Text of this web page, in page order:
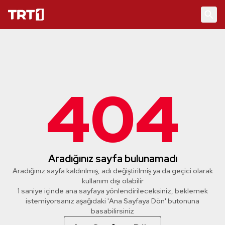
404
Aradığınız sayfa bulunamadı
Aradığınız sayfa kaldırılmış, adı değiştirilmiş ya da geçici olarak
kullanım dışı olabilir
1 saniye içinde ana sayfaya yönlendirileceksiniz, beklemek
istemiyorsanız aşağıdaki 'Ana Sayfaya Dön' butonuna
basabilirsiniz